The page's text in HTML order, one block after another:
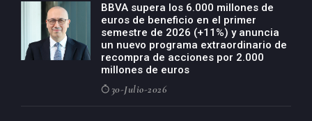
BBVA supera los 6.000 millones de
euros de beneficio en el primer
semestre de 2026 (+11%) y anuncia
un nuevo programa extraordinario de
recompra de acciones por 2.000
millones de euros
30-Julio-2026